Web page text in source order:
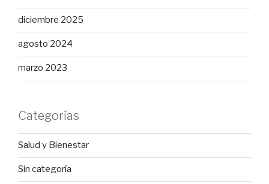
diciembre 2025
agosto 2024
marzo 2023
Categorías
Salud y Bienestar
Sin categoría